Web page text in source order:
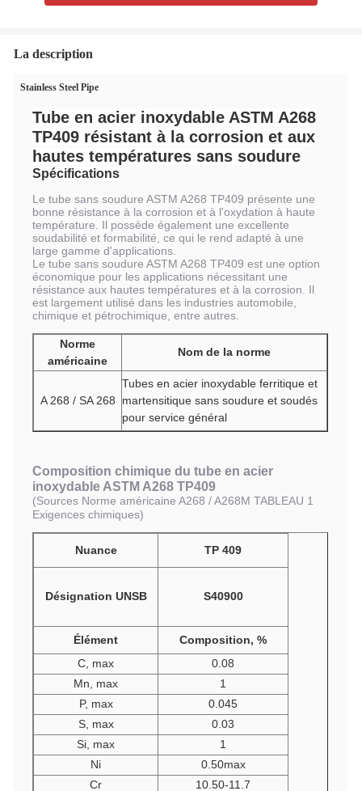
La description
Stainless Steel Pipe
Tube en acier inoxydable ASTM A268
TP409 résistant à la corrosion et aux
hautes températures sans soudure
Spécifications
Le tube sans soudure ASTM A268 TP409 présente une
bonne résistance à la corrosion et à l'oxydation à haute
température. Il possède également une excellente
soudabilité et formabilité, ce qui le rend adapté à une
large gamme d'applications.
Le tube sans soudure ASTM A268 TP409 est une option
économique pour les applications nécessitant une
résistance aux hautes températures et à la corrosion. Il
est largement utilisé dans les industries automobile,
chimique et pétrochimique, entre autres.
Norme
américaine
Nom de la norme
A 268 / SA 268
Tubes en acier inoxydable ferritique et
martensitique sans soudure et soudés
pour service général
Composition chimique du tube en acier
inoxydable ASTM A268 TP409
(Sources Norme américaine A268 / A268M TABLEAU 1
Exigences chimiques)
Nuance TP 409
Désignation UNSB S40900
Élément
Composition, %
C, max
0.08
Mn, max
1
P, max
0.045
S, max
0.03
Si, max
1
Ni
0.50max
Cr
10.50-11.7